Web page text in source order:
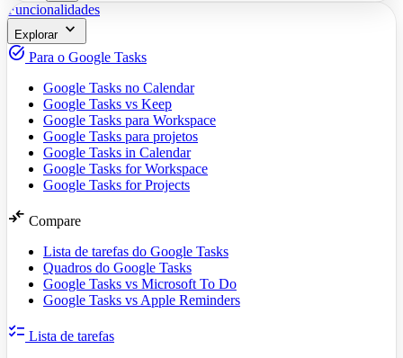
Funcionalidades
Explorar expand_more
task_alt Para o Google Tasks
Google Tasks no Calendar
Google Tasks vs Keep
Google Tasks para Workspace
Google Tasks para projetos
Google Tasks in Calendar
Google Tasks for Workspace
Google Tasks for Projects
compare_arrows Compare
Lista de tarefas do Google Tasks
Quadros do Google Tasks
Google Tasks vs Microsoft To Do
Google Tasks vs Apple Reminders
checklist Lista de tarefas